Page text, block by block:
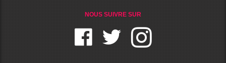
NOUS SUIVRE SUR